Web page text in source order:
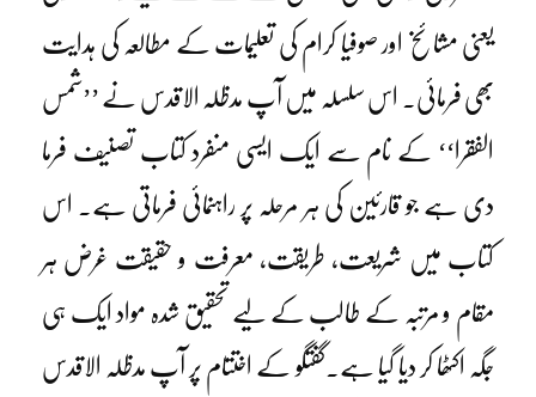
یعنی مشائخ اور صوفیا کرام کی تعلیمات کے مطالعہ کی ہدایت
بھی فرمائی۔ اس سلسلہ میں آپ مدظلہ الاقدس نے ’’شمس
الفقرا‘‘ کے نام سے ایک ایسی منفرد کتاب تصنیف فرما
دی ہے جو قارئین کی ہر مرحلہ پر راہنمائی فرماتی ہے۔ اس
کتاب میں شریعت، طریقت، معرفت و حقیقت غرض ہر
مقام و مرتبہ کے طالب کے لیے تحقیق شدہ مواد ایک ہی
جگہ اکٹھا کر دیا گیا ہے۔گفتگو کے اختتام پر آپ مدظلہ الاقدس